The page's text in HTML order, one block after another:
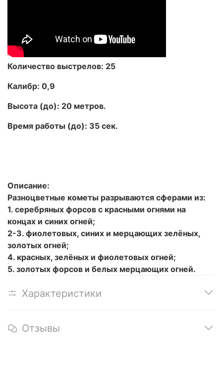
Количество выстрелов: 25
Калибр: 0,9
Высота (до): 20 метров.
Время работы (до): 35 сек.
Описание:
Разноцветные кометы разрываются сферами из:
1. серебряных форсов с красными огнями на
концах и синих огней;
2-3. фиолетовых, синих и мерцающих зелёных,
золотых огней;
4. красных, зелёных и фиолетовых огней;
5. золотых форсов и белых мерцающих огней.
Характеристики
Отзывы